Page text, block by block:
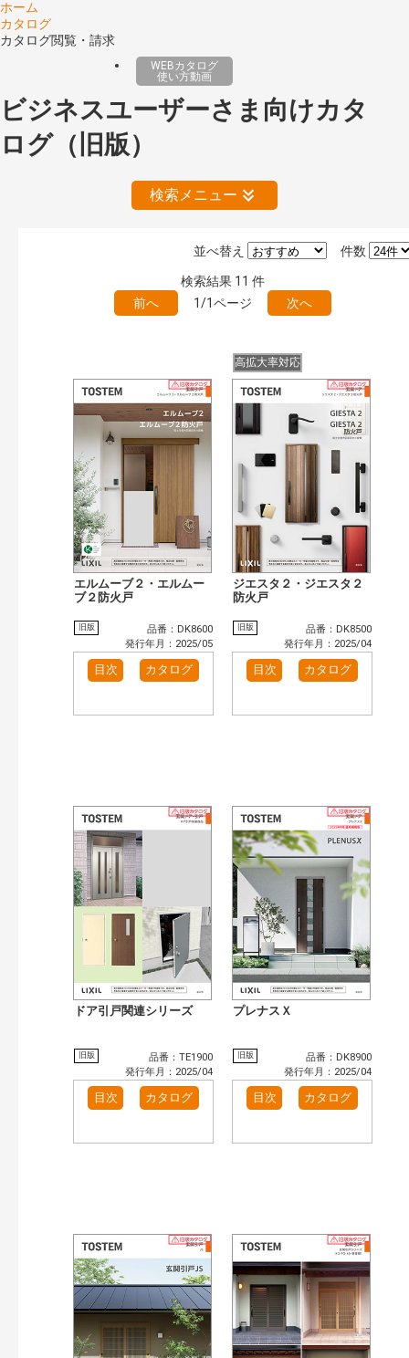
ホーム
カタログ
カタログ閲覧・請求
WEBカタログ
使い方動画
ビジネスユーザーさま向けカタ
ログ（旧版）
検索メニュー
絞り込みの解除
旧版（WEBカタログ）
キーワード検索（あいまい）
検 索
おすすめハッシュタグ
まずはここから（1）
施工イメージ・アイデア集（11）
リフォームおすすめ（5）
カテゴリー
玄関ドア・引戸（11）
インテリア建材（1）
インテリアファブリック（1）
エクステリア（5）
タイル建材（2）
キッチン（4）
浴室（7）
洗面化粧室（1）
検索
件数
並べ替え
検索結果 11 件
前へ
1/1ページ 次へ
エルムーブ２・エルムー
ブ２防火戸
旧版
品番：DK8600
発行年月：2025/05
目次 カタログ
高拡大率対応
ジエスタ２・ジエスタ２
防火戸
旧版
品番：DK8500
発行年月：2025/04
目次 カタログ
ドア引戸関連シリーズ
旧版
品番：TE1900
発行年月：2025/04
目次 カタログ
プレナスＸ
旧版
品番：DK8900
発行年月：2025/04
目次 カタログ